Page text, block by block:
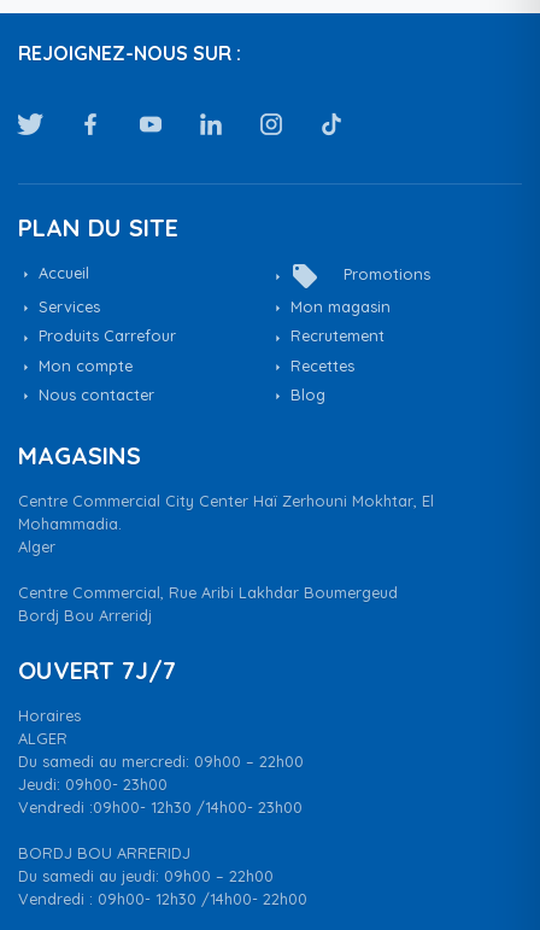
REJOIGNEZ-NOUS SUR :
PLAN DU SITE
Accueil local_offer
Promotions
Services
Mon magasin
Produits Carrefour
Recrutement
Mon compte
Recettes
Nous contacter
Blog
MAGASINS
Centre Commercial City Center Haï Zerhouni Mokhtar, El
Mohammadia.
Alger
Centre Commercial, Rue Aribi Lakhdar Boumergeud
Bordj Bou Arreridj
OUVERT 7J/7
Horaires
ALGER
Du samedi au mercredi: 09h00 – 22h00
Jeudi: 09h00- 23h00
Vendredi :09h00- 12h30 /14h00- 23h00
BORDJ BOU ARRERIDJ
Du samedi au jeudi: 09h00 – 22h00
Vendredi : 09h00- 12h30 /14h00- 22h00